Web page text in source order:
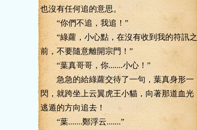
也沒有任何追的意思。
“你們不追，我追！”
“綠蘿，小心點，在沒有收到我的符訊之
前，不要隨意離開宗門！”
“葉真哥哥，你.......小心！”
急急的給綠蘿交待了一句，葉真身形一
閃，就跨坐上云翼虎王小貓，向著那道血光
逃遁的方向追去！
“葉.......鄭浮云.......”